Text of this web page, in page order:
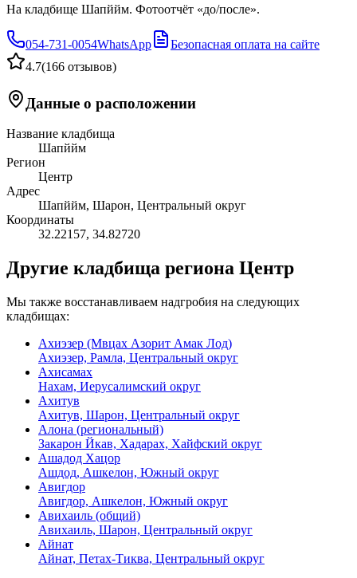
На кладбище Шапййм. Фотоотчёт «до/после».
054-731-0054WhatsApp
Безопасная оплата на сайте
4.7(166 отзывов)
Данные о расположении
Название кладбища
Шапййм
Регион
Центр
Адрес
Шапййм, Шарон, Центральный округ
Координаты
32.22157, 34.82720
Другие кладбища региона Центр
Мы также восстанавливаем надгробия на следующих
кладбищах:
Ахиэзер (Мвцах Азорит Амак Лод)
Ахиэзер, Рамла, Центральный округ
Ахисамах
Нахам, Иерусалимский округ
Ахитув
Ахитув, Шарон, Центральный округ
Алона (региональный)
Закарон Йкав, Хадарах, Хайфский округ
Ашадод Хацор
Ашдод, Ашкелон, Южный округ
Авигдор
Авигдор, Ашкелон, Южный округ
Авихаиль (общий)
Авихаиль, Шарон, Центральный округ
Айнат
Айнат, Петах-Тиква, Центральный округ